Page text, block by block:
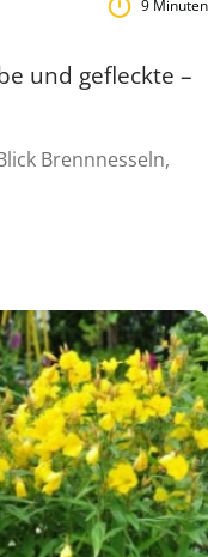
9 Minuten
und gefleckte –
Brennnesseln,